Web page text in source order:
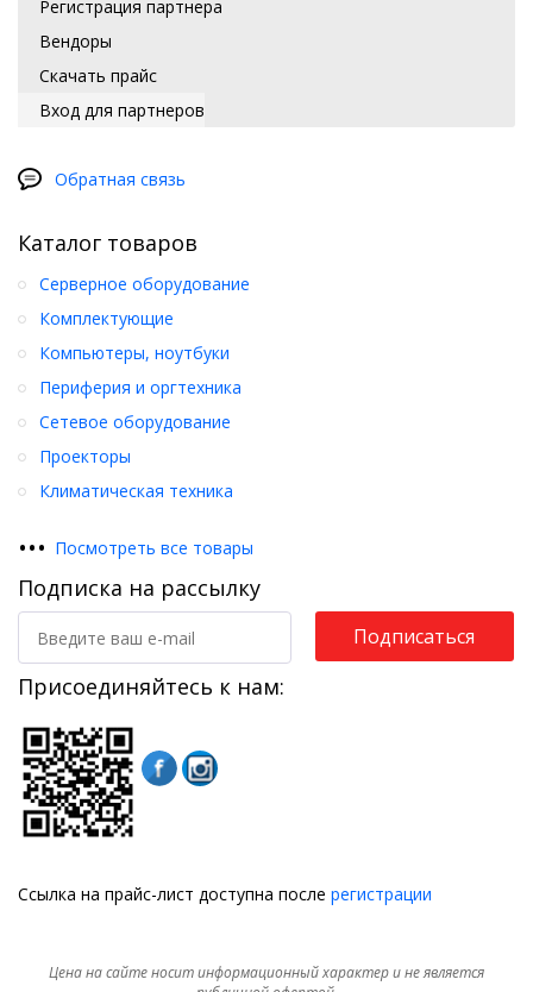
Регистрация партнера
Вендоры
Скачать прайс
Вход для партнеров
Обратная связь
Каталог товаров
Серверное оборудование
Комплектующие
Компьютеры, ноутбуки
Периферия и оргтехника
Сетевое оборудование
Проекторы
Климатическая техника
••• Посмотреть все товары
Подписка на рассылку
Подписаться
Присоединяйтесь к нам:
Ссылка на прайс-лист доступна после регистрации
Цена на сайте носит информационный характер и не является